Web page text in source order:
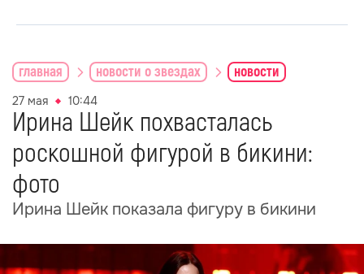
главная новости о звездах новости
27 мая 10:44
Ирина Шейк похвасталась
роскошной фигурой в бикини:
фото
Ирина Шейк показала фигуру в бикини